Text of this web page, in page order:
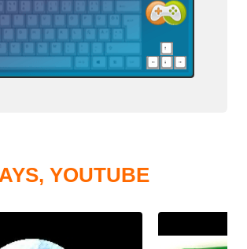
YOUTUBE